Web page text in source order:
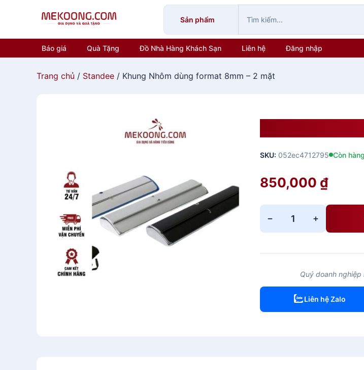
Sản phẩm
Báo giá Quà Tặng Đồ Nhà Hàng Khách Sạn Liên hệ Đăng nhập
Trang chủ / Standee / Khung Nhôm dùng format 8mm – 2 mặt
SKU: 052ec4712795 Còn hàng
850,000 ₫
−
Nhôm
–
mặt
+
Quý doanh
Liên hệ Zalo